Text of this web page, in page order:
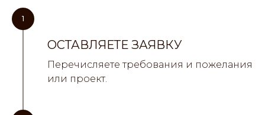
1
ОСТАВЛЯЕТЕ ЗАЯВКУ
Перечисляете требования и пожелания
или проект.